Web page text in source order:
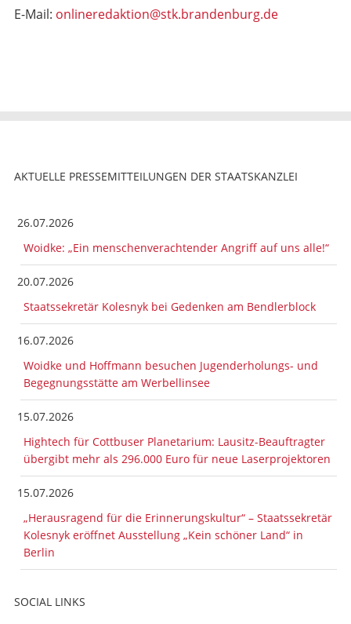
E-Mail: onlineredaktion@stk.brandenburg.de
AKTUELLE PRESSEMITTEILUNGEN DER STAATSKANZLEI
26.07.2026
Woidke: „Ein menschenverachtender Angriff auf uns alle!“
20.07.2026
Staatssekretär Kolesnyk bei Gedenken am Bendlerblock
16.07.2026
Woidke und Hoffmann besuchen Jugenderholungs- und
Begegnungsstätte am Werbellinsee
15.07.2026
Hightech für Cottbuser Planetarium: Lausitz-Beauftragter
übergibt mehr als 296.000 Euro für neue Laserprojektoren
15.07.2026
„Herausragend für die Erinnerungskultur“ – Staatssekretär
Kolesnyk eröffnet Ausstellung „Kein schöner Land“ in
Berlin
SOCIAL LINKS